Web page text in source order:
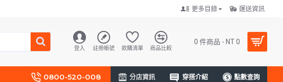
更多目錄 運送資訊
登入 註冊帳號 欲購清單 商品比較
0 件商品 - NT 0
0800-520-008 分店資訊 穿搭介紹 點數查詢